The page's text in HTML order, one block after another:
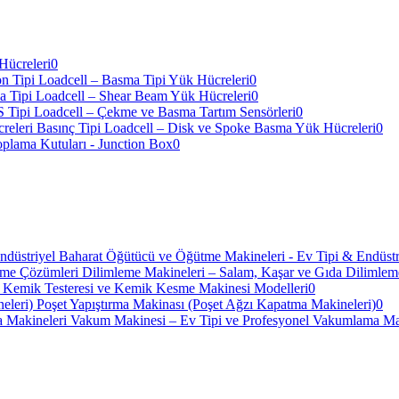
0
Tipi Loadcell – Basma Tipi Yük Hücreleri0
Tipi Loadcell – Shear Beam Yük Hücreleri0
Tipi Loadcell – Çekme ve Basma Tartım Sensörleri0
Basınç Tipi Loadcell – Disk ve Spoke Basma Yük Hücreleri0
Kutuları - Junction Box0
Baharat Öğütücü ve Öğütme Makineleri - Ev Tipi &
Dilimleme Makineleri – Salam, Kaşar ve Gıda
Kemik Testeresi ve Kemik Kesme Makinesi Modelleri0
Poşet Yapıştırma Makinası (Poşet Ağzı Kapatma Makineleri)0
Vakum Makinesi – Ev Tipi ve Profesyonel Vakumlama